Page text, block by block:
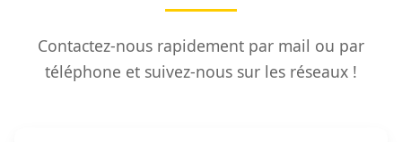
Contactez-nous rapidement par mail ou par
téléphone et suivez-nous sur les réseaux !